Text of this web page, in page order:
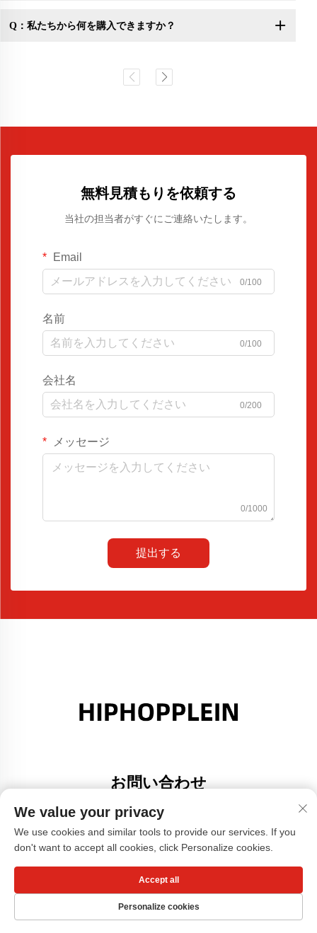
Q：私たちから何を購入できますか？
無料見積もりを依頼する
当社の担当者がすぐにご連絡いたします。
Email
0/100
名前
0/100
会社名
0/200
メッセージ
0/1000
提出する
お問い合わせ
Add: 広東省佛山市大里町金沙港創意園A棟308号室
電話番号：+86-17304049586
メールアドレス： [email protected]
Copyright © 広州小紅書服装有限公司 -
We value your privacy
We use cookies and similar tools to provide our services. If you
don't want to accept all cookies, click Personalize cookies.
Personalize cookies
Accept all